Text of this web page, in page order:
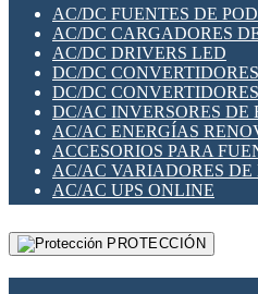
SWITCH Y
TARJETAS PI
UNIÓN Y DERIVACIÓN
PLACAS MODULARES
SWITCHES Y REDES WIFI
SOLUCIONES IOT
SOLUCIONES LORAWAN
SOLUCIONES RED
SEGURIDAD PARA
SWITCHES LAN
TELEFONÍA IP (VOIP)
VIGILANCIA IP (CCTV)
MESHTASTIC
AC/DC FUENTES DE
AC/DC CARGADORES
AC/DC DRIVERS LED
DC/DC CONVERTIDORES
DC/DC
DC/AC INVERSORES DE
AC/AC ENERGÍAS
ACCESORIOS PARA
AC/AC VARIADORES
AC/AC UPS ONLINE
PROTECCIÓN